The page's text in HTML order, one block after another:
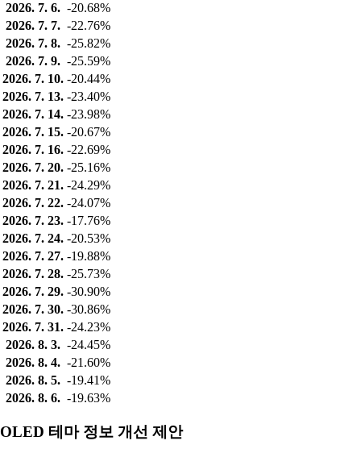
2026. 7. 6. -20.68%
2026. 7. 7. -22.76%
2026. 7. 8. -25.82%
2026. 7. 9. -25.59%
2026. 7. 10. -20.44%
2026. 7. 13. -23.40%
2026. 7. 14. -23.98%
2026. 7. 15. -20.67%
2026. 7. 16. -22.69%
2026. 7. 20. -25.16%
2026. 7. 21. -24.29%
2026. 7. 22. -24.07%
2026. 7. 23. -17.76%
2026. 7. 24. -20.53%
2026. 7. 27. -19.88%
2026. 7. 28. -25.73%
2026. 7. 29. -30.90%
2026. 7. 30. -30.86%
2026. 7. 31. -24.23%
2026. 8. 3. -24.45%
2026. 8. 4. -21.60%
2026. 8. 5. -19.41%
2026. 8. 6. -19.63%
OLED 테마 정보 개선 제안